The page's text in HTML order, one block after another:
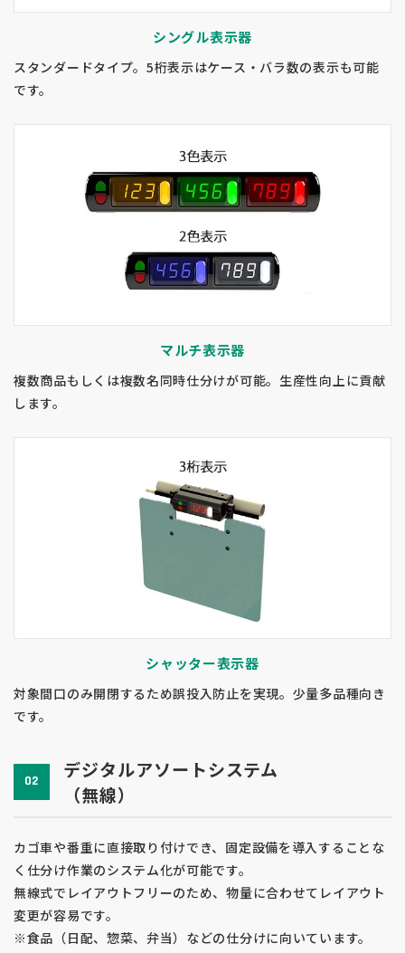
シングル表示器
スタンダードタイプ。5桁表示はケース・バラ数の表示も可能
です。
マルチ表示器
複数商品もしくは複数名同時仕分けが可能。生産性向上に貢献
します。
シャッター表示器
対象間口のみ開閉するため誤投入防止を実現。少量多品種向き
です。
02
デジタルアソートシステム
（無線）
カゴ車や番重に直接取り付けでき、固定設備を導入することな
く仕分け作業のシステム化が可能です。
無線式でレイアウトフリーのため、物量に合わせてレイアウト
変更が容易です。
※食品（日配、惣菜、弁当）などの仕分けに向いています。